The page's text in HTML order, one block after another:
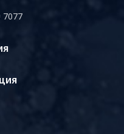
7077